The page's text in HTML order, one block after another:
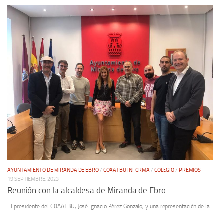
AYUNTAMIENTO DE MIRANDA DE EBRO/ COAATBU INFORMA/ COLEGIO/ PREMIOS
19 SEPTIEMBRE, 2023
Reunión con la alcaldesa de Miranda de Ebro
El presidente del COAATBU, José Ignacio Pérez Gonzalo, y una representación de la